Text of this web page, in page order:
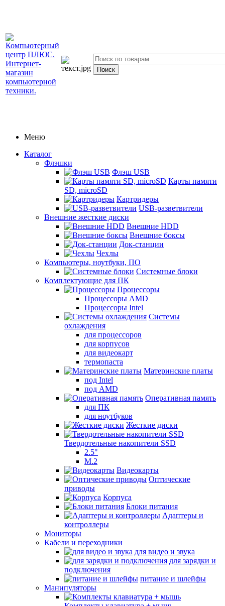
Меню
Каталог
Флэшки
Флэш USB
Карты памяти
SD, microSD
Картридеры
USB-разветвители
Внешние жесткие диски
Внешние HDD
Внешние боксы
Док-станции
Чехлы
Компьютеры, ноутбуки, ПО
Системные блоки
Комплектующие для ПК
Процессоры
Процессоры AMD
Процессоры Intel
Системы
охлаждения
для процессоров
для корпусов
для видеокарт
термопаста
Материнские платы
под Intel
под AMD
Оперативная память
для ПК
для ноутбуков
Жесткие диски
Твердотельные накопители SSD
2.5"
M.2
Видеокарты
Оптические
приводы
Корпуса
Блоки питания
Адаптеры и
контроллеры
Мониторы
Кабели и переходники
для видео и звука
для зарядки и
подключения
питание и шлейфы
Манипуляторы